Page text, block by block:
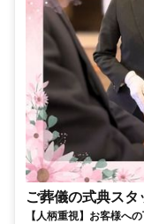
ご葬儀の式典スタ
【人柄重視】お客様へ